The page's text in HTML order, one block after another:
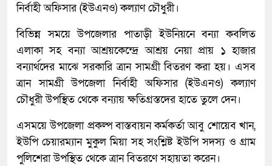
নির্বাহী অফিসার (ইউএনও) কল্যাণ চৌধুরী।
বিভিন্ন সময়ে উপজেলার পাতাড়ী ইউনিয়নে বন্যা কবলিত
এলাকা সহ বন্যা আশ্রয়কেন্দ্রে আশ্রয় নেয়া প্রায় ১ হাজার
বন্যার্থদের মাঝে সরকারি ত্রান সামগ্রী বিতরণ করা হয়। এসব
ত্রান সামগ্রী উপজেলা নির্বাহী অফিসার (ইউএনও) কল্যাণ
চৌধুরী উপস্থিত থেকে বন্যায় ক্ষতিগ্রস্তদের হাতে তুলে দেন।
এসময়ে উপজেলা প্রকল্প বাস্তবায়ন কর্মকর্তা আবু শোয়েব খান,
ইউপি চেয়ারম্যান মুকুল মিয়া সহ সংশ্লিষ্ট ইউপি সদস্য ও গ্রাম
পুলিশেরা উপস্থিত থেকে ত্রান বিতরণে সহায়তা করেন।